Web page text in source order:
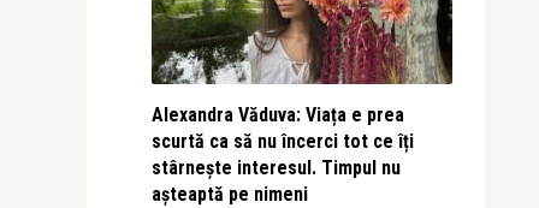
Alexandra Văduva: Viața e prea
scurtă ca să nu încerci tot ce îți
stârnește interesul. Timpul nu
așteaptă pe nimeni